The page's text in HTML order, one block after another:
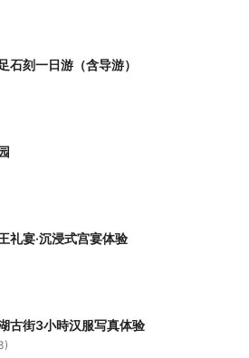
石刻一日游（含导游）
礼宴·沉浸式宫宴体验
古街3小時汉服写真体验